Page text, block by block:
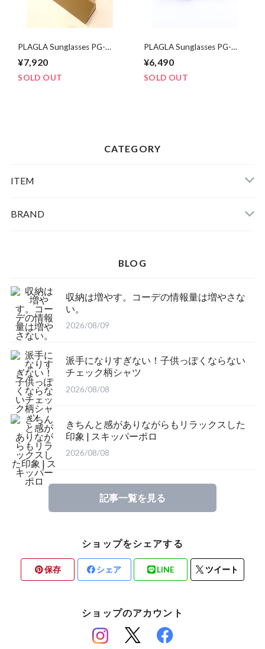
PLAGLA Sunglasses PG-
¥7,920
SOLD OUT
PLAGLA Sunglasses PG-
¥6,490
SOLD OUT
CATEGORY
ITEM
BRAND
BLOG
収納は増やす。コーデの情報量は増やさな
い。
2026/08/09
派手になりすぎない！子供っぽくならない
チェック柄シャツ
2026/08/08
きちんと感がありながらもリラックスした
印象 | スキッパーポロ
2026/08/08
記事一覧を見る
ショップをシェアする
保存 シェア LINE ツイート
ショップのアカウント